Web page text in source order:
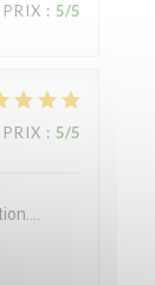
: 5/5
: 5/5